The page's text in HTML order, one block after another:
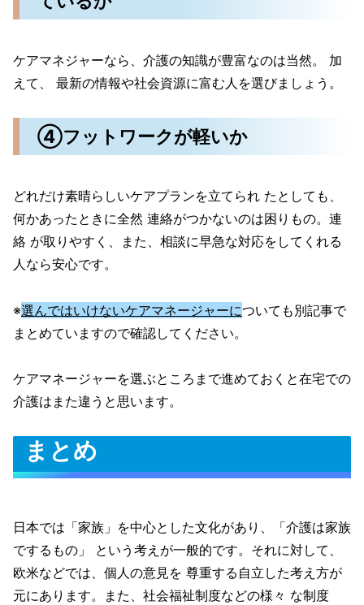
ケアマネジャーなら、介護の知識が豊富なのは当然。 加
えて、 最新の情報や社会資源に富む人を選びましょう。
④フットワークが軽いか
どれだけ素晴らしいケアプランを立てられ たとしても、
何かあったときに全然 連絡がつかないのは困りもの。連
絡 が取りやすく、また、相談に早急な対応をしてくれる
人なら安心です。
※選んではいけないケアマネージャーについても別記事で
まとめていますので確認してください。
ケアマネージャーを選ぶところまで進めておくと在宅での
介護はまた違うと思います。
まとめ
日本では「家族」を中心とした文化があり、「介護は家族
でするもの」 という考えが一般的です。それに対して、
欧米などでは、個人の意見を 尊重する自立した考え方が
元にあります。また、社会福祉制度などの様々 な制度